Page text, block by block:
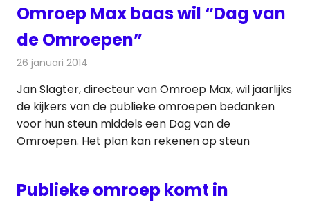
Omroep Max baas wil “Dag van
de Omroepen”
26 januari 2014
Jan Slagter, directeur van Omroep Max, wil jaarlijks
de kijkers van de publieke omroepen bedanken
voor hun steun middels een Dag van de
Omroepen. Het plan kan rekenen op steun
Publieke omroep komt in